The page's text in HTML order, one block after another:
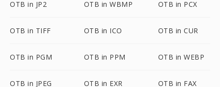
OTB in JP2 OTB in WBMP OTB in PCX
OTB in TIFF OTB in ICO OTB in CUR
OTB in PGM OTB in PPM OTB in WEBP
OTB in JPEG OTB in EXR OTB in FAX